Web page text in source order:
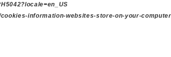
cookies-information-websites-store-on-your-